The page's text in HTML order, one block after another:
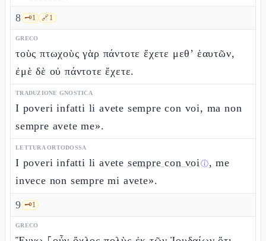
8 🗝️1 🔗1
GRECO
τοὺς πτωχοὺς γὰρ πάντοτε ἔχετε μεθ’ ἑαυτῶν,
ἐμὲ δὲ οὐ πάντοτε ἔχετε.
TRADUZIONE GNOSTICA
I poveri infatti li avete sempre con voi, ma non
sempre avete me».
LETTURA ORTODOSSA
I poveri infatti li avete sempre con voiⓘ, me
invece non sempre mi avete».
9 🗝️1
GRECO